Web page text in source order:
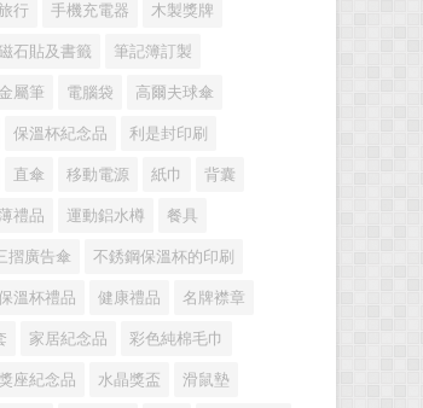
行 手機充電器 木製獎牌
石貼及書籤 筆記簿訂製
屬筆 電腦袋 高爾夫球傘
保溫杯紀念品 利是封印刷
直傘 移動電源 紙巾 背囊
禮品 運動鋁水樽 餐具
摺廣告傘 不銹鋼保溫杯的印刷
溫杯禮品 健康禮品 名牌襟章
家居紀念品 彩色純棉毛巾
座紀念品 水晶獎盃 滑鼠墊